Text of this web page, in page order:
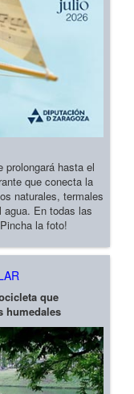
hasta el
que conecta la
naturales, termales
En todas las
la foto!
que
humedales